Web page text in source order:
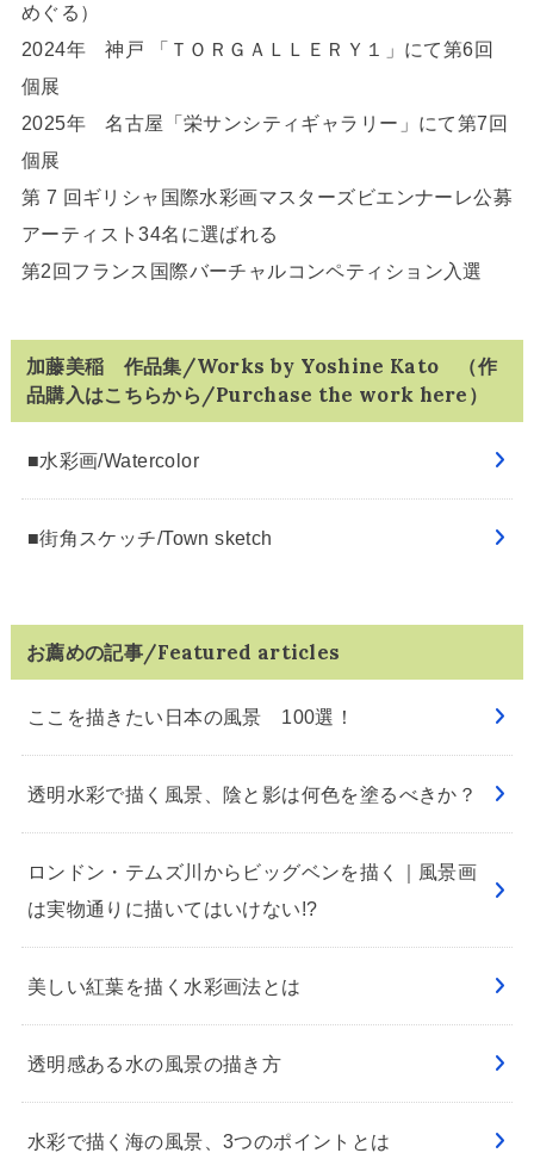
めぐる）
2024年 神戸 「ＴＯＲＧＡＬＬＥＲＹ１」にて第6回
個展
2025年 名古屋「栄サンシティギャラリー」にて第7回
個展
第 7 回ギリシャ国際水彩画マスターズビエンナーレ公募
アーティスト34名に選ばれる
第2回フランス国際バーチャルコンペティション入選
加藤美稲 作品集/Works by Yoshine Kato （作
品購入はこちらから/Purchase the work here）
■水彩画/Watercolor
■街角スケッチ/Town sketch
お薦めの記事/Featured articles
ここを描きたい日本の風景 100選！
透明水彩で描く風景、陰と影は何色を塗るべきか？
ロンドン・テムズ川からビッグベンを描く｜風景画
は実物通りに描いてはいけない!?
美しい紅葉を描く水彩画法とは
透明感ある水の風景の描き方
水彩で描く海の風景、3つのポイントとは